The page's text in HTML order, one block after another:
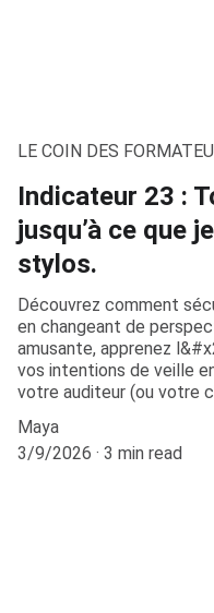
LE COIN DES
Indicateur 23 :
jusqu’à ce que
stylos.
Découvrez comment
en changeant de
amusante, apprenez
vos intentions de veille
votre auditeur (ou votre
Maya
3/9/2026
3 min read